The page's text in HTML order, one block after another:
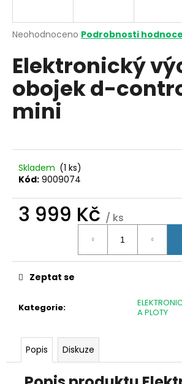
Průměrné
produktu
je
z
5
hvězdiček.
Neohodnoceno Podrobnosti
Elektronický
obojek d-
mini
Skladem (1 ks)
Kód: 9009074
3 999 Kč / ks
Kategorie:
A PLOTY
Zeptat se
Popis Diskuze
j
t
?
D
o
p
u
č
PUŠKOHLED